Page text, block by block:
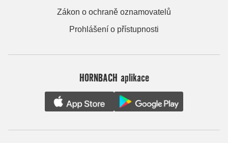
Zákon o ochraně oznamovatelů
Prohlášení o přístupnosti
HORNBACH aplikace